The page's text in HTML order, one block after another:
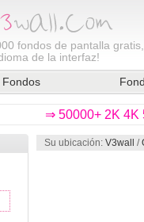
fondos de pantalla
de la interfaz!
Fondos
⇒ 50000+ 2K 4K
Su ubicación: V3wall /